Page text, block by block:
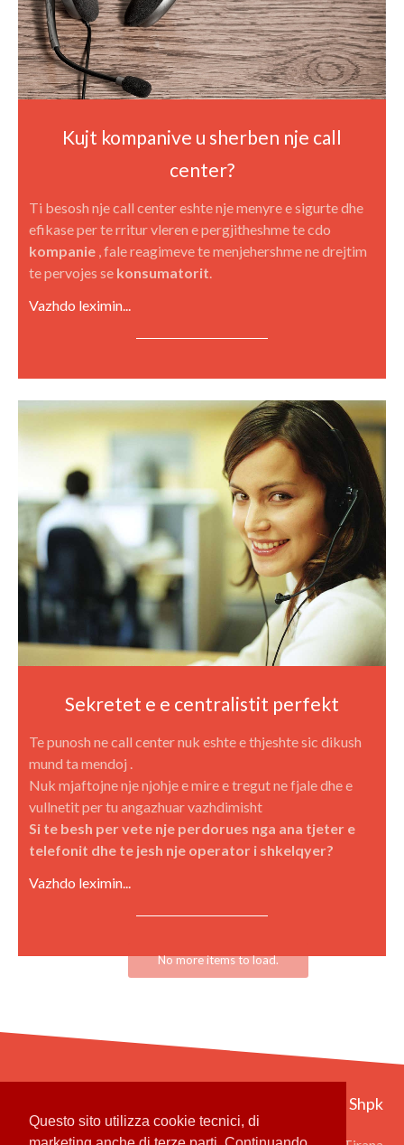
Questo sito utilizza cookie tecnici, di
Kujt kompanive u sherben nje call
center?
Ti besosh nje call center eshte nje menyre e sigurte dhe
efikase per te rritur vleren e pergjitheshme te cdo
kompanie , fale reagimeve te menjehershme ne drejtim
te pervojes se konsumatorit.
Vazhdo leximin...
Sekretet e e centralistit perfekt
Te punosh ne call center nuk eshte e thjeshte sic dikush
mund ta mendoj .
Nuk mjaftojne nje njohje e mire e tregut ne fjale dhe e
vullnetit per tu angazhuar vazhdimisht
Si te besh per vete nje perdorues nga ana tjeter e
telefonit dhe te jesh nje operator i shkelqyer?
Vazhdo leximin...
Fiber Group Shpk ‎